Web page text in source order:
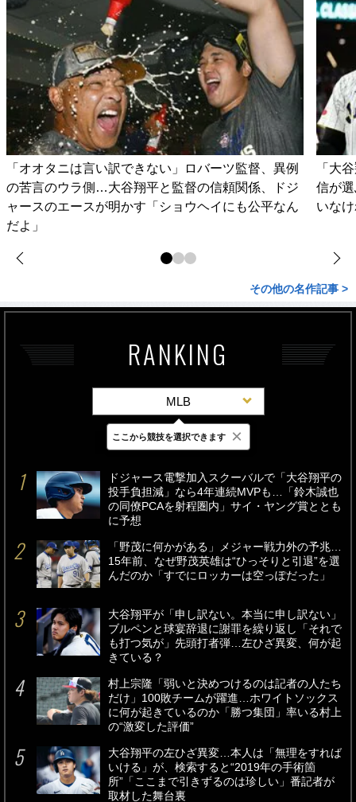
「オオタニは言い訳できない」ロバーツ監督、異例
の苦言のウラ側…大谷翔平と監督の信頼関係、ドジ
ャースのエースが明かす「ショウヘイにも公平なん
だよ」
「大
信が
いな
その他の名作記事 >
RANKING
MLB
最新 24時間 週間
ドジャース電撃加入スクーバルで「大谷翔平の
投手負担減」なら4年連続MVPも…「鈴木誠也
の同僚PCAを射程圏内」サイ・ヤング賞ととも
に予想
「野茂に何かがある」メジャー戦力外の予兆…
15年前、なぜ野茂英雄は“ひっそりと引退”を選
んだのか「すでにロッカーは空っぽだった」
大谷翔平が「申し訳ない。本当に申し訳ない」
ブルペンと球宴辞退に謝罪を繰り返し「それで
も打つ気が」先頭打者弾…左ひざ異変、何が起
きている？
村上宗隆「弱いと決めつけるのは記者の人たち
だけ」100敗チームが躍進…ホワイトソックス
に何が起きているのか「勝つ集団」率いる村上
の“激変した評価”
大谷翔平の左ひざ異変…本人は「無理をすれば
いける」が、検索すると“2019年の手術箇
所”「ここまで引きずるのは珍しい」番記者が
取材した舞台裏
ここから競技を選択できます ×